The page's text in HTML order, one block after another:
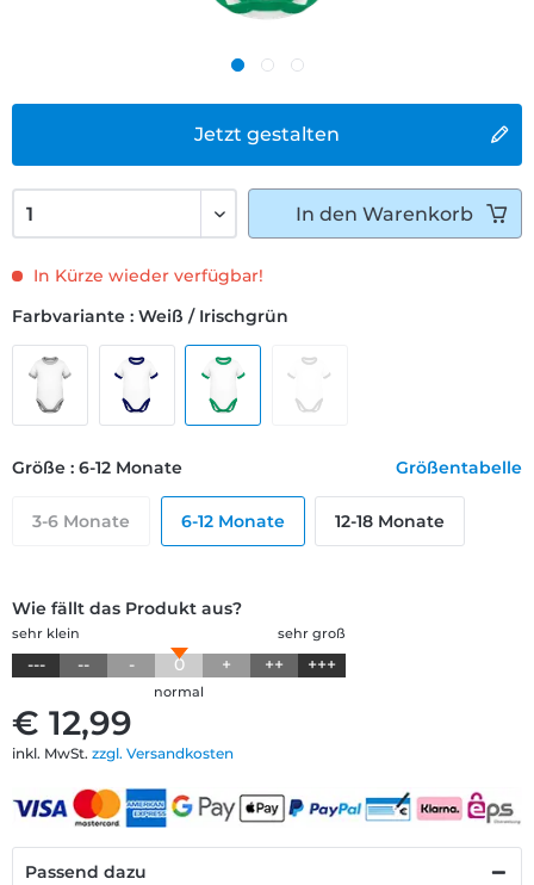
Jetzt gestalten
€ 12,99
inkl. MwSt. zzgl. Versandkosten
In Kürze wieder verfügbar!
Farbvariante : Weiß / Irischgrün
Größe : 6-12 Monate Größentabelle
3-6 Monate 6-12 Monate 12-18 Monate
Wie fällt das Produkt aus?
sehr groß
sehr klein
--- -- - 0 + ++ +++
normal
In den Warenkorb
Passend dazu